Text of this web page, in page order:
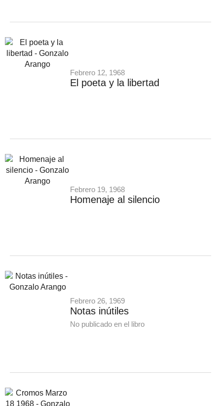
Febrero 12, 1968
El poeta y la libertad
Febrero 19, 1968
Homenaje al silencio
Febrero 26, 1969
Notas inútiles
No publicado en el libro